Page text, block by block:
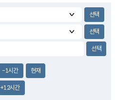
-1시간 현재
+12시간